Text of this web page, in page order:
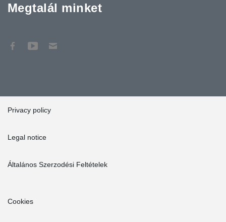
Megtalál minket
Privacy policy
Legal notice
Általános Szerzodési Feltételek
Cookies